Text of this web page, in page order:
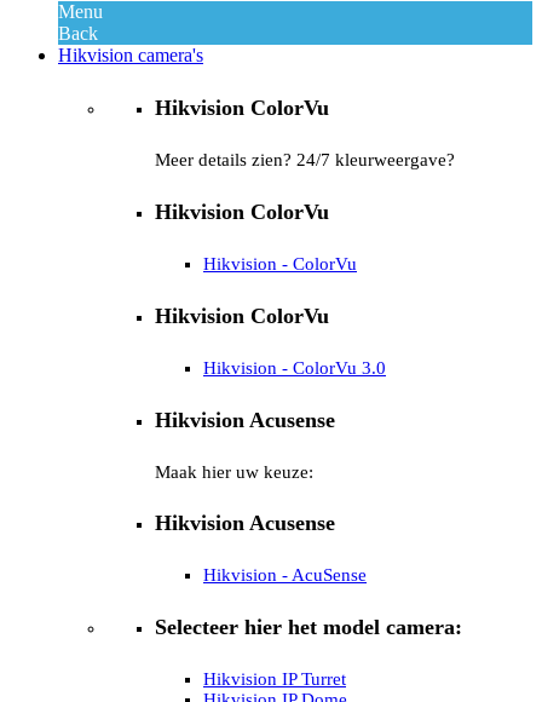
Menu
Back
Hikvision camera's
Hikvision ColorVu
Meer details zien? 24/7 kleurweergave?
Hikvision ColorVu
Hikvision - ColorVu
Hikvision ColorVu
Hikvision - ColorVu 3.0
Hikvision Acusense
Maak hier uw keuze:
Hikvision Acusense
Hikvision - AcuSense
Selecteer hier het model camera:
Hikvision IP Turret